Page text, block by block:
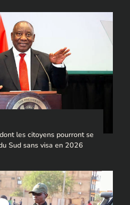
les citoyens pourront se
Sud sans visa en 2026